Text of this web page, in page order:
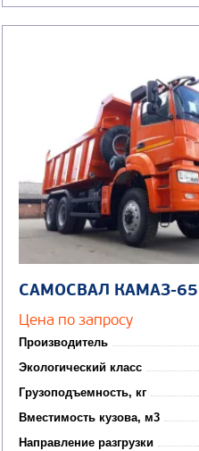
САМОСВАЛ КАМАЗ-
Цена по запросу
Производитель
Экологический класс
Грузоподъемность, кг
Вместимость кузова, м3
Направление разгрузки